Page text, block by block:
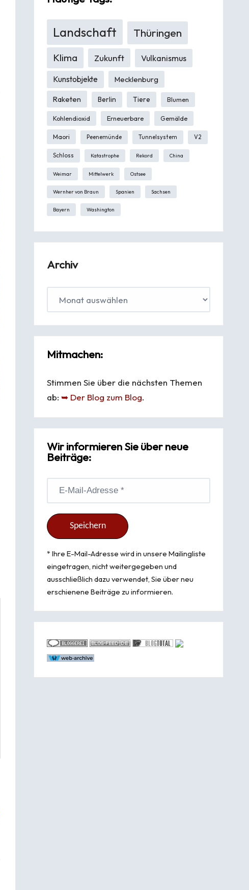
Landschaft Thüringen
Klima Zukunft Vulkanismus
Kunstobjekte Mecklenburg
Raketen Berlin Tiere Blumen
Kohlendioxid Erneuerbare Gemälde
Maori Peenemünde Tunnelsystem V2
Schloss Katastrophe Rekord China
Weimar Mittelwerk Ostsee
Wernher von Braun Spanien Sachsen
Bayern Washington
Archiv
Mitmachen:
Stimmen Sie über die nächsten Themen
ab: ➥ Der Blog zum Blog.
Wir informieren Sie über neue
Beiträge:
* Ihre E-Mail-Adresse wird in unsere Mailingliste
eingetragen, nicht weitergegeben und
ausschließlich dazu verwendet, Sie über neu
erschienene Beiträge zu informieren.